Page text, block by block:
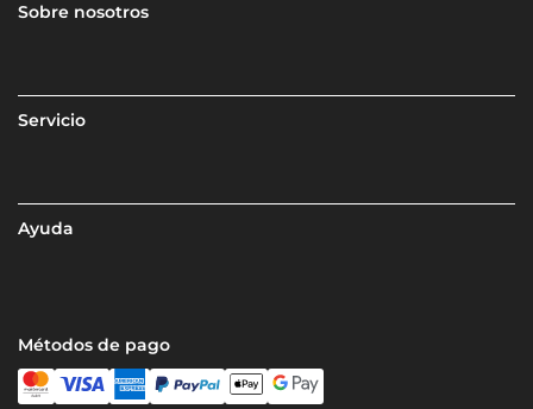
Sobre nosotros
Servicio
Ayuda
Métodos de pago